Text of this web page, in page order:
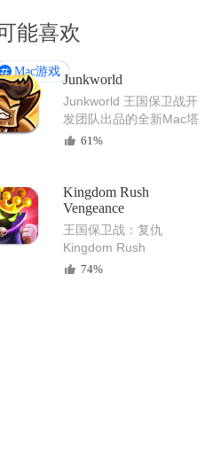
Mac游戏
能喜欢
Junkworld
Junkworld 王国保卫战开
发团队出品的全新Mac塔
防游戏
61%
Kingdom Rush
Vengeance
王国保卫战：复仇
Kingdom Rush
Vengeance - 最好玩的
74%